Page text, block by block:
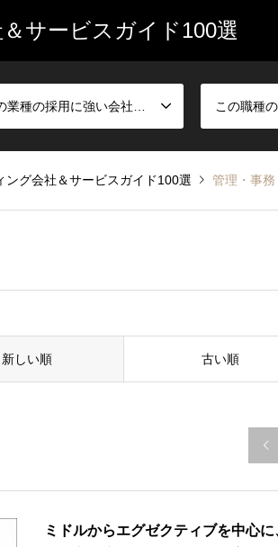
サービスガイド100選
ング会社＆サービスガイド100選 管理・事務
新しい順 古い順

ミドルからエグゼクティブを中心